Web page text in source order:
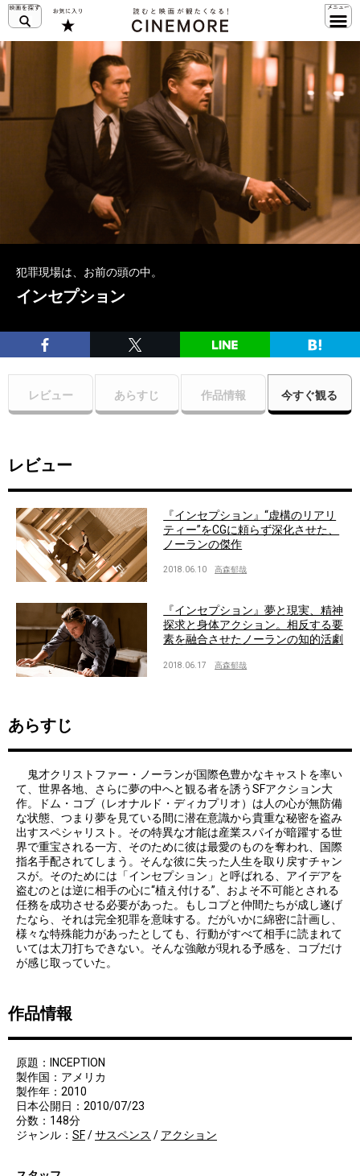
犯罪現場は、お前の頭の中。
インセプション
レビュー あらすじ 作品情報 今すぐ観る
レビュー
『インセプション』“虚構のリアリ
ティー”をCGに頼らず深化させた、
ノーランの傑作
2018.06.10 高森郁哉
『インセプション』夢と現実、精神
探求と身体アクション。相反する要
素を融合させたノーランの知的活劇
2018.06.17 高森郁哉
あらすじ
鬼才クリストファー・ノーランが国際色豊かなキャストを率い
て、世界各地、さらに夢の中へと観る者を誘うSFアクション大
作。ドム・コブ（レオナルド・ディカプリオ）は人の心が無防備
な状態、つまり夢を見ている間に潜在意識から貴重な秘密を盗み
出すスペシャリスト。その特異な才能は産業スパイが暗躍する世
界で重宝される一方、そのために彼は最愛のものを奪われ、国際
指名手配されてしまう。そんな彼に失った人生を取り戻すチャン
スが。そのためには「インセプション」と呼ばれる、アイデアを
盗むのとは逆に相手の心に“植え付ける”、およそ不可能とされる
任務を成功させる必要があった。もしコブと仲間たちが成し遂げ
たなら、それは完全犯罪を意味する。だがいかに綿密に計画し、
様々な特殊能力があったとしても、行動がすべて相手に読まれて
いては太刀打ちできない。そんな強敵が現れる予感を、コブだけ
が感じ取っていた。
作品情報
原題：INCEPTION
製作国：アメリカ
製作年：2010
日本公開日：2010/07/23
分数：148分
ジャンル： SF/サスペンス / アクション